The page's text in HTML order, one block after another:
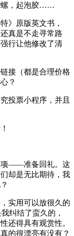
螺，起泡胶……
》原版英文书，
真是不走寻常路
行让他修改了清
接（都是合理价格
？
投票小程序，并且
项——准备回礼。这
却是无比期待，我
实用可以放很久的
纠结了蛮久的，
还得具有观赏性。
的很漂亮有没有？